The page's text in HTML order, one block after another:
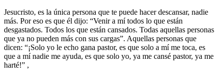
Jesucristo, es la única persona que te puede hacer descansar, nadie
más. Por eso es que él dijo: “Venir a mí todos lo que están
desgastados. Todos los que están cansados. Todas aquellas personas
que ya no pueden más con sus cargas”. Aquellas personas que
dicen: “¡Solo yo le echo gana pastor, es que solo a mí me toca, es
que a mí nadie me ayuda, es que solo yo, ya me cansé pastor, ya me
harté!” ,